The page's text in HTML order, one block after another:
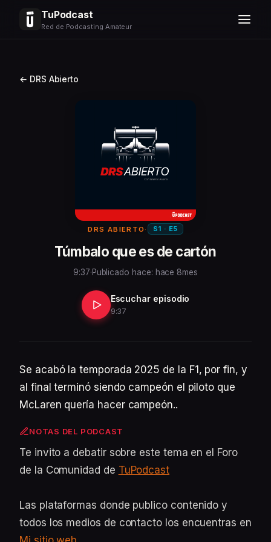
TuPodcast
Red de Podcasting Amateur
← DRS Abierto
DRS ABIERTO · S1 · E5
Túmbalo que es de cartón
9:37·Publicado hace: hace 8mes
Escuchar episodio
9:37
Se acabó la temporada 2025 de la F1, por fin, y
al final terminó siendo campeón el piloto que
McLaren quería hacer campeón..
NOTAS DEL PODCAST
Te invito a debatir sobre este tema en el Foro
de la Comunidad de TuPodcast
Las plataformas donde publico contenido y
todos los medios de contacto los encuentras en